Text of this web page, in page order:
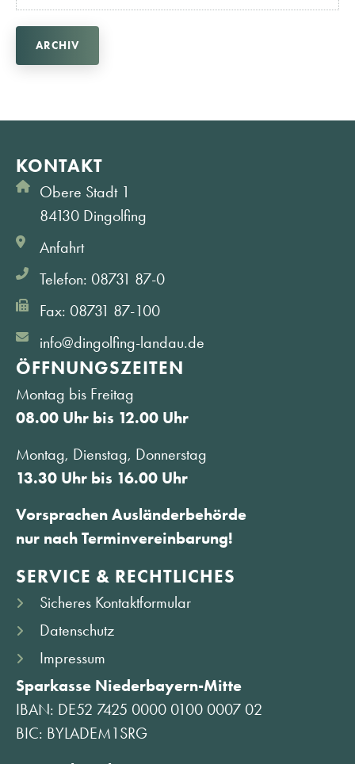
ARCHIV
KONTAKT
Obere Stadt 1
84130 Dingolfing
Anfahrt
Telefon: 08731 87-0
Fax: 08731 87-100
info@dingolfing-landau.de
ÖFFNUNGS­ZEITEN
Montag bis Freitag
08.00 Uhr bis 12.00 Uhr
Montag, Dienstag, Donnerstag
13.30 Uhr bis 16.00 Uhr
Vorsprachen Ausländerbehörde
nur nach Terminvereinbarung!
SERVICE & RECHTLICHES
Sicheres Kontaktformular
Datenschutz
Impressum
Sparkasse Niederbayern-Mitte
IBAN: DE52 7425 0000 0100 0007 02
BIC: BYLADEM1SRG